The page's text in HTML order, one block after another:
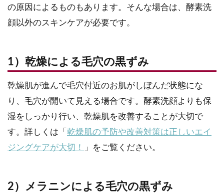
の原因によるものもあります。そんな場合は、酵素洗
顔以外のスキンケアが必要です。
1）乾燥による毛穴の黒ずみ
乾燥肌が進んで毛穴付近のお肌がしぼんだ状態にな
り、毛穴が開いて見える場合です。酵素洗顔よりも保
湿をしっかり行い、乾燥肌を改善することが大切で
す。詳しくは「 乾燥肌の予防や改善対策は正しいエイ
ジングケアが大切！
」をご覧ください。
2）メラニンによる毛穴の黒ずみ